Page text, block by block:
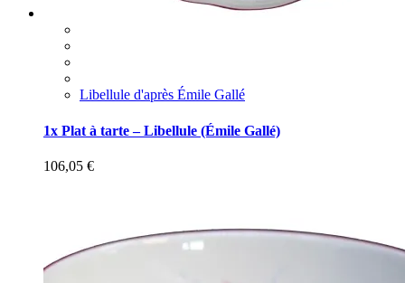
Libellule d'après Émile Gallé
1x Plat à tarte – Libellule (Émile Gallé)
106,05 €